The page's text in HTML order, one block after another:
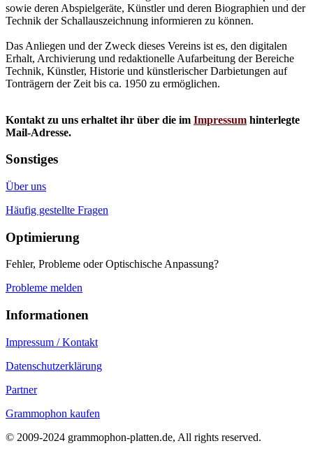
sowie deren Abspielgeräte, Künstler und deren Biographien und der
Technik der Schallauszeichnung informieren zu können.
Das Anliegen und der Zweck dieses Vereins ist es, den digitalen
Erhalt, Archivierung und redaktionelle Aufarbeitung der Bereiche
Technik, Künstler, Historie und künstlerischer Darbietungen auf
Tonträgern der Zeit bis ca. 1950 zu ermöglichen.
Kontakt zu uns erhaltet ihr über die im Impressum hinterlegte
Mail-Adresse.
Sonstiges
Über uns
Häufig gestellte Fragen
Optimierung
Fehler, Probleme oder Optischische Anpassung?
Probleme melden
Informationen
Impressum / Kontakt
Datenschutzerklärung
Partner
Grammophon kaufen
© 2009-2024 grammophon-platten.de, All rights reserved.